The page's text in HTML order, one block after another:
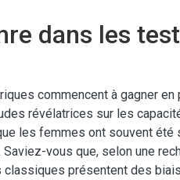
dans les
commencent à gagner en
révélatrices sur les
les femmes ont souvent
vous que, selon une
classiques présentent des